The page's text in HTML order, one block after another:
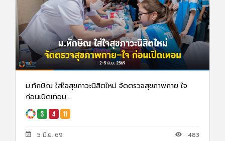
ม.ทักษิณ ใส่ใจสุขภาวะนิสิตใหม่ จัดตรวจสุขภาพกาย ใจ
ก่อนเปิดเทอม...
5 มิ.ย. 69 483